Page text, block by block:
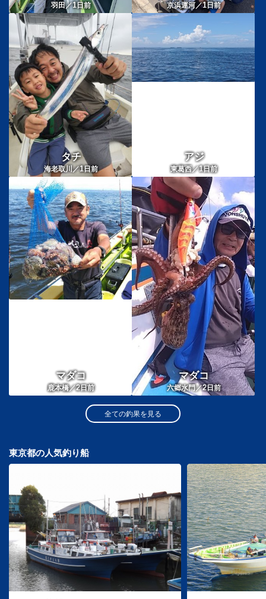
羽田／1日前 京浜運河／1日前
タチ
海老取川／1日前
アジ
東葛西／1日前
マダコ
鹿本橋／2日前
マダコ
六郷水門／2日前
全ての釣果を見る
東京都の人気釣り船